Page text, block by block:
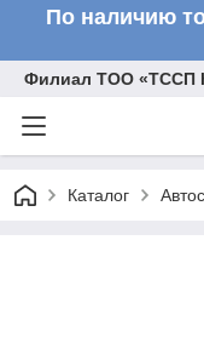
По наличию
Филиал ТОО «ТССП
Каталог